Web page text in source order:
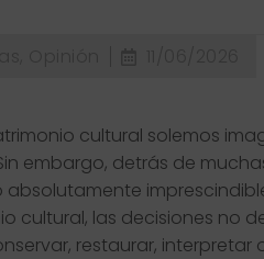
cultural solemos
embargo, detrás de
absolutamente
cultural, las decisiones no
restaurar,